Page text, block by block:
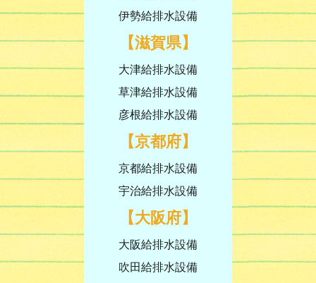
伊勢給排水設備
【滋賀県】
大津給排水設備
草津給排水設備
彦根給排水設備
【京都府】
京都給排水設備
宇治給排水設備
【大阪府】
大阪給排水設備
吹田給排水設備